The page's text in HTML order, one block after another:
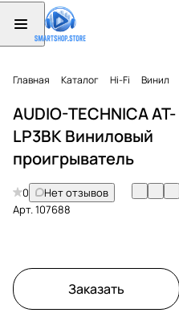
Главная Каталог Hi-Fi Винил
AUDIO-TECHNICA AT-
LP3BK Виниловый
проигрыватель
0
Нет отзывов
Арт.107688
Заказать